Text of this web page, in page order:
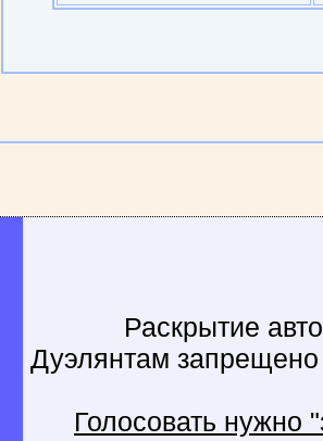
Раскрытие
Дуэлянтам запрещено
Голосовать нужно